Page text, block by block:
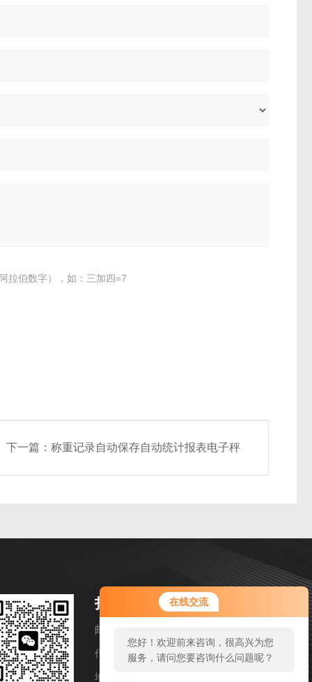
在线交流
您好！欢迎前来咨询，很高兴为您
服务，请问您要咨询什么问题呢？
您好，看您停留很久了，是否找到
了需求产品，您可以直接在线与我
拉伯数字），如：三加四=7
下一篇： 称重记录自动保存自动统计报表电子秤
扫码加微信
邮箱：huangshujuan13328052090@j-sky.cn
传真：86-0512-55008677
地址：昆山市城北路1388号